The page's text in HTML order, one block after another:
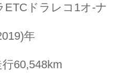
ETCドラレコ1オ-ナ
年
60,548km